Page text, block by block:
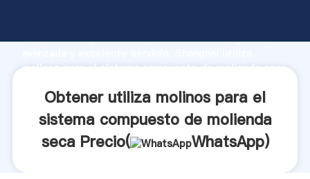
capacidad de producción, fuerza de investigación
molinos para el sistema compuesto de molienda seca
clientes.
Obtener utiliza molinos para el
sistema compuesto de molienda
seca Precio(
WhatsApp)